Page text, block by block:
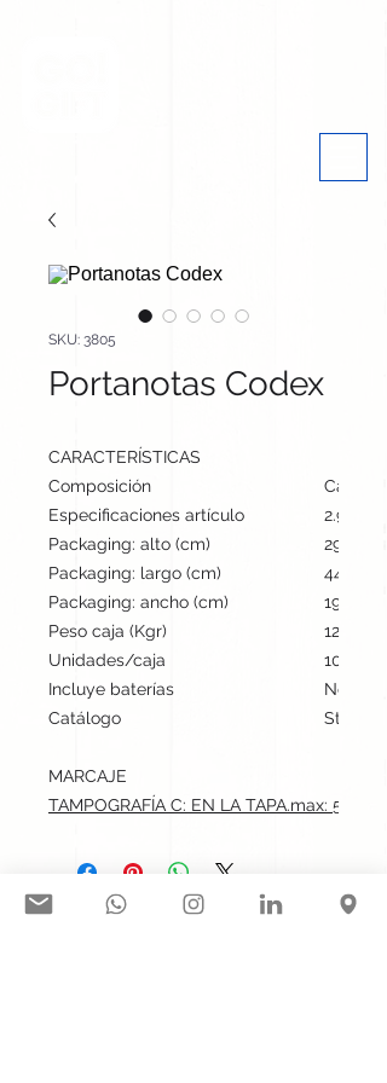
SKU: 3805
Portanotas Codex
CARACTERÍSTICAS
Composición
Cartón
Especificaciones artículo
2.9 cm
Packaging: alto (cm)
29
Packaging: largo (cm)
44
Packaging: ancho (cm)
19
Peso caja (Kgr)
12.5
Unidades/caja
100
Incluye baterías
No
Catálogo
Stock
MARCAJE
TAMPOGRAFÍA C: EN LA TAPA.max: 5x5 cm